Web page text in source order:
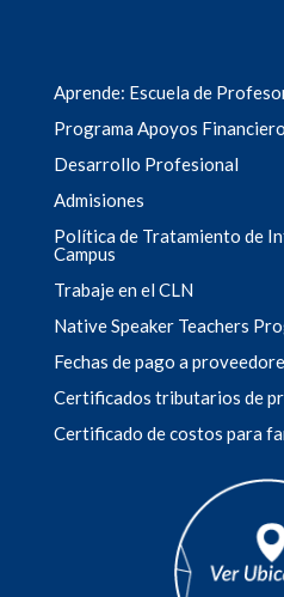
Aprende: Escuela de
Programa Apoyos
Desarrollo Profesional
Admisiones
Política de Tratamiento de
Campus
Trabaje en el CLN
Native Speaker Teachers
Fechas de pago a
Certificados tributarios de
Certificado de costos para